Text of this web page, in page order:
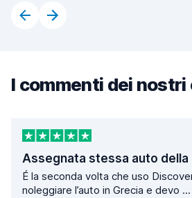
I commenti dei
É la seconda volta che uso
noleggiare l’auto in Grecia e devo ...